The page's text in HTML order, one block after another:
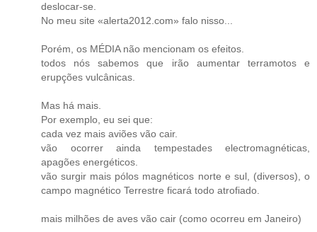
deslocar-se.
No meu site «alerta2012.com» falo nisso...
Porém, os MÉDIA não mencionam os efeitos.
todos nós sabemos que irão aumentar terramotos e
erupções vulcânicas.
Mas há mais.
Por exemplo, eu sei que:
cada vez mais aviões vão cair.
vão ocorrer ainda tempestades electromagnéticas,
apagões energéticos.
vão surgir mais pólos magnéticos norte e sul, (diversos), o
campo magnético Terrestre ficará todo atrofiado.
mais milhões de aves vão cair (como ocorreu em Janeiro)